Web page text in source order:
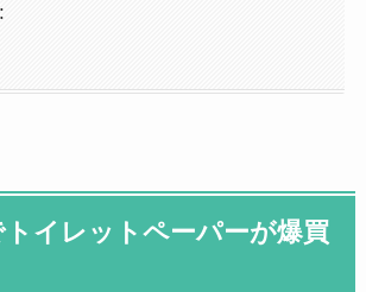
イレットペーパーが爆買